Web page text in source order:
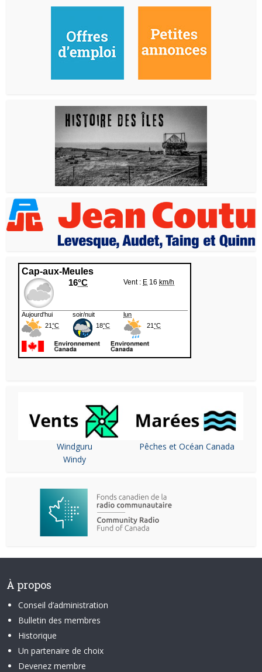
Windguru
Windy
Pêches et Océan Canada
À propos
Conseil d’administration
Bulletin des membres
Historique
Un partenaire de choix
Devenez membre